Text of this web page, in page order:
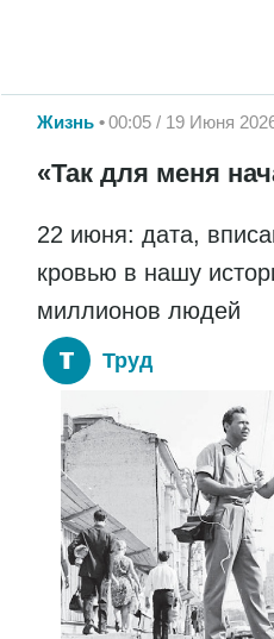
Жизнь 00:05 / 19 Июня
«Так для меня
22 июня: дата,
кровью в нашу
миллионов людей
Труд